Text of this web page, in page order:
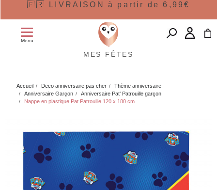
🇫🇷 LIVRAISON à partir de 6,99€
Menu
MES FÊTES
Accueil Deco anniversaire pas cher
Thème anniversaire
Anniversaire Garçon
Anniversaire Pat' Patrouille garçon
Nappe en plastique Pat Patrouille 120 x 180 cm